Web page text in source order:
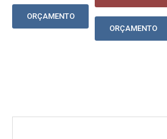
ORÇAMENTO
ORÇAMENTO